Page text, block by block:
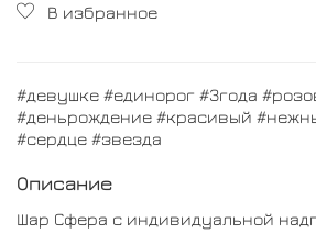
В избранное
#девушке #единорог #3года
#деньрождение #красивый
#сердце #звезда
Описание
Шар Сфера с индивидуальной